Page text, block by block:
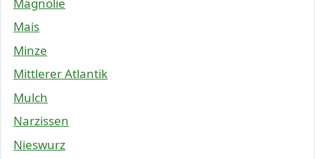
Mais
Minze
Mittlerer Atlantik
Mulch
Narzissen
Nieswurz